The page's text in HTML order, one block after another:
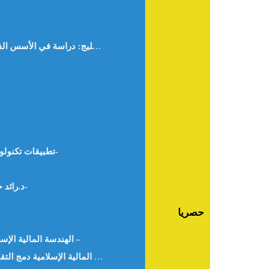
حصريا
تطبيقات تكنولوجيا النانو في الزراعة وتأثيرها على التنمية الاقتصادية في الوطن العربي “رؤية استشرافية” – د. هيام سامي الزعبي -الأردن-
FinTech And Its Role In Achieving Sustainable Development: Reality And Challenges- د.رائد حسن محمد بني عيسى -الأردن-
الهندسة المالية الإسلامية في ظل النقود المشفرة “دراسة اقتصادية إسلامية استشرافية” – 1ـد.هيام سامي الزعبي 2ـأ.د.ابراهيم محمد البطاينة –